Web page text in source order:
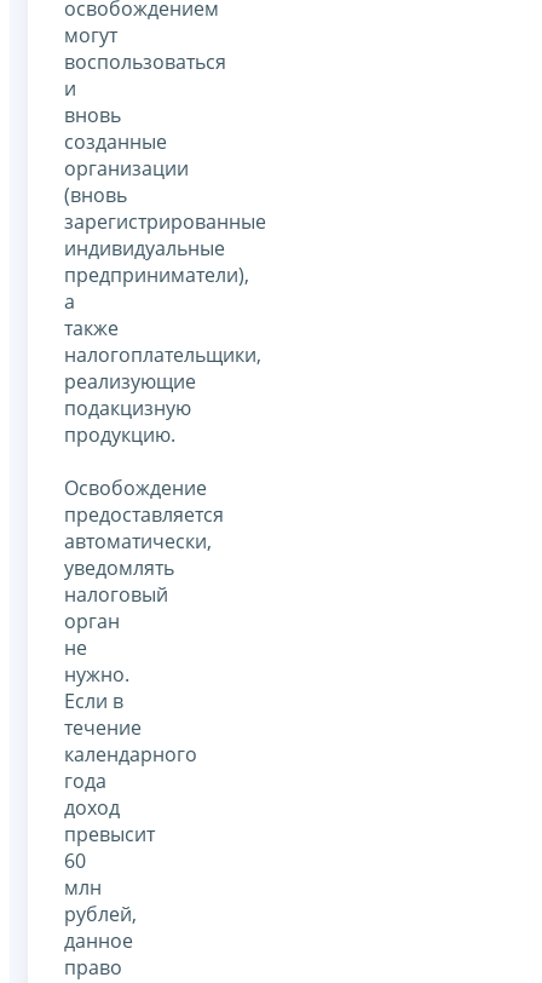
освобождением
могут
воспользоваться
и
вновь
созданные
организации
(вновь
зарегистрированные
индивидуальные
предприниматели),
а
также
налогоплательщики,
реализующие
подакцизную
продукцию.
Освобождение
предоставляется
автоматически,
уведомлять
налоговый
орган
не
нужно.
Если в
течение
календарного
года
доход
превысит
60
млн
рублей,
данное
право